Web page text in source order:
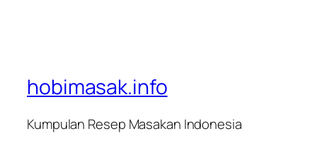
hobimasak.info
Kumpulan Resep Masakan Indonesia